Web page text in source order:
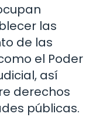
las
de las
el Poder
así
derechos
públicas.